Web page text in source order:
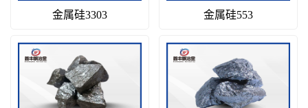
金属硅3303 金属硅553